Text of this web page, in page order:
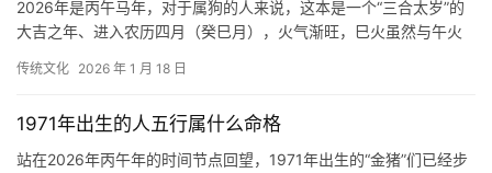
2026年是丙午马年，对于属狗的人来说，这本是一个“三合太岁”的
大吉之年、进入农历四月（癸巳月），火气渐旺，巳火虽然与午火
传统文化 2026 年 1 月 18 日
1971年出生的人五行属什么命格
站在2026年丙午年的时间节点回望，1971年出生的“金猪”们已经步